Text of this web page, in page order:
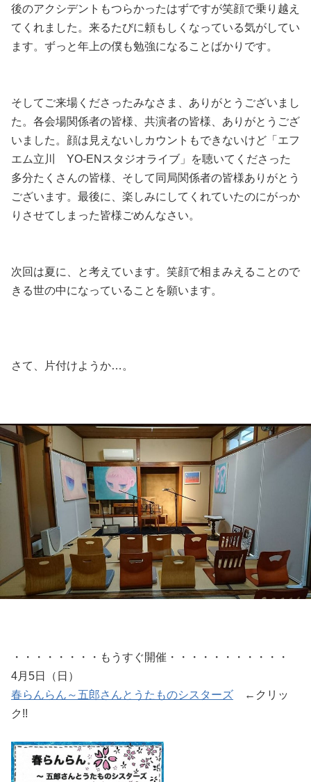
後のアクシデントもつらかったはずですが笑顔で乗り越え
てくれました。来るたびに頼もしくなっている気がしてい
ます。ずっと年上の僕も勉強になることばかりです。
そしてご来場くださったみなさま、ありがとうございまし
た。各会場関係者の皆様、共演者の皆様、ありがとうござ
いました。顔は見えないしカウントもできないけど「エフ
エム立川 YO-ENスタジオライブ」を聴いてくださった
多分たくさんの皆様、そして同局関係者の皆様ありがとう
ございます。最後に、楽しみにしてくれていたのにがっか
りさせてしまった皆様ごめんなさい。
次回は夏に、と考えています。笑顔で相まみえることので
きる世の中になっていることを願います。
さて、片付けようか…。
・・・・・・・・もうすぐ開催・・・・・・・・・・・
4月5日（日）
春らんらん～五郎さんとうたものシスターズ ←クリッ
ク!!